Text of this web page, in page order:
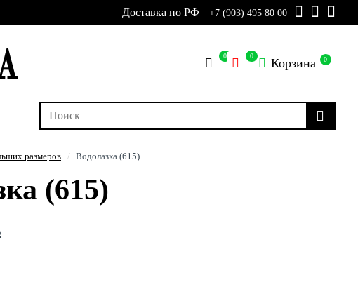
Доставка по РФ +7 (903) 495 80 00
0 0 Корзина 0
размеров Водолазка (615)
(615)